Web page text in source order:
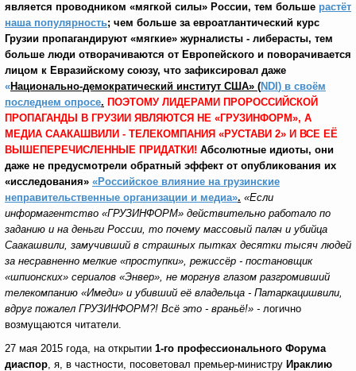
является проводником «мягкой силы» России, тем больше растёт
наша популярность; чем больше за евроатлантический курс
Грузии пропагандируют «мягкие» журналисты - либерасты, тем
больше люди отворачиваются от Европейского и поворачивается
лицом к Евразийскому союзу, что зафиксировал даже
«Национально-демократический институт США» (NDI ) в своём
последнем опросе. ПОЭТОМУ ЛИДЕРАМИ ПРОРОССИЙСКОЙ
ПРОПАГАНДЫ В ГРУЗИИ ЯВЛЯЮТСЯ НЕ «ГРУЗИНФОРМ», А
МЕДИА СААКАШВИЛИ - ТЕЛЕКОМПАНИЯ «РУСТАВИ 2» И ВСЕ ЕЁ
ВЫШЕПЕРЕЧИСЛЕННЫЕ ПРИДАТКИ! Абсолютные идиоты, они
даже не предусмотрели обратный эффект от опубликования их
«исследования» «Российское влияние на грузинские
неправительственные организации и медиа». «Если
информагентство «ГРУЗИНФОРМ» действительно работало по
заданию и на деньги России, то почему массовый палач и убийца
Саакашвили, замучивший в страшных пытках десятки тысяч людей
за несравненно мелкие «проступки», режиссёр - постановщик
«шпионских» сериалов «Энвер», не моргнув глазом разгромивший
телекомпанию «Имеди» и убивший её владельца - Патаркацишвили,
вдруг пожалел ГРУЗИНФОРМ?! Всё это - враньё!» - логично
возмущаются читатели.
27 мая 2015 года, на открытии 1-го профессионального Форума
диаспор, я, в частности, посоветовал премьер-министру Ираклию